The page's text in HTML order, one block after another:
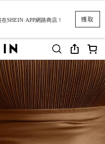
獲取
SHEIN·APP網路商店！